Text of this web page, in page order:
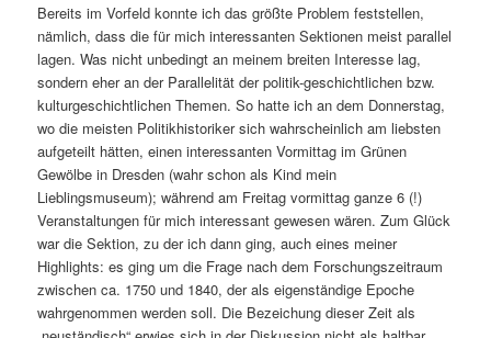
Bereits im Vorfeld konnte ich das größte Problem feststellen,
nämlich, dass die für mich interessanten Sektionen meist parallel
lagen. Was nicht unbedingt an meinem breiten Interesse lag,
sondern eher an der Parallelität der politik-geschichtlichen bzw.
kulturgeschichtlichen Themen. So hatte ich an dem Donnerstag,
wo die meisten Politikhistoriker sich wahrscheinlich am liebsten
aufgeteilt hätten, einen interessanten Vormittag im Grünen
Gewölbe in Dresden (wahr schon als Kind mein
Lieblingsmuseum); während am Freitag vormittag ganze 6 (!)
Veranstaltungen für mich interessant gewesen wären. Zum Glück
war die Sektion, zu der ich dann ging, auch eines meiner
Highlights: es ging um die Frage nach dem Forschungszeitraum
zwischen ca. 1750 und 1840, der als eigenständige Epoche
wahrgenommen werden soll. Die Bezeichung dieser Zeit als